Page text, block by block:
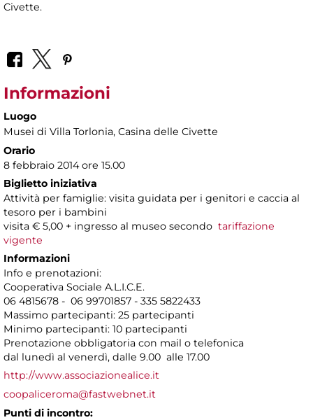
Civette.
Informazioni
Luogo
Musei di Villa Torlonia, Casina delle Civette
Orario
8 febbraio 2014 ore 15.00
Biglietto iniziativa
Attività per famiglie: visita guidata per i genitori e caccia al
tesoro per i bambini
visita € 5,00 + ingresso al museo secondo tariffazione
vigente
Informazioni
Info e prenotazioni:
Cooperativa Sociale A.L.I.C.E.
06 4815678 - 06 99701857 - 335 5822433
Massimo partecipanti: 25 partecipanti
Minimo partecipanti: 10 partecipanti
Prenotazione obbligatoria con mail o telefonica
dal lunedì al venerdì, dalle 9.00 alle 17.00
http://www.associazionealice.it
coopaliceroma@fastwebnet.it
Punti di incontro: